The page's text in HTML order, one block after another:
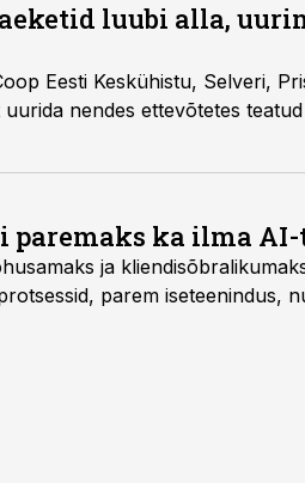
luubi alla,
Eesti Keskühistu, Selveri,
nendes ettevõtetes
ka ilma
ja
parem iseteenindus,